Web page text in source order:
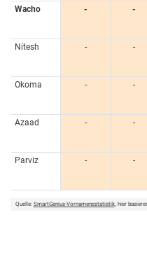
Wacho
- -
Nitesh
- -
Okoma
- -
Azaad
- -
Parviz
- -
Quelle: SmartGenius-Vornamensstatistik, hier